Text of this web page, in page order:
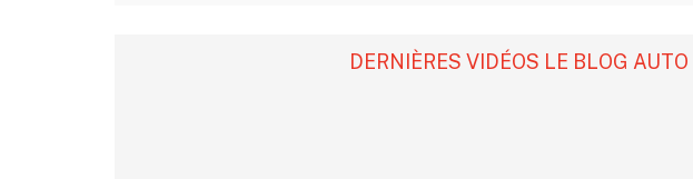
DERNIÈRES VIDÉOS LE BLOG AUTO